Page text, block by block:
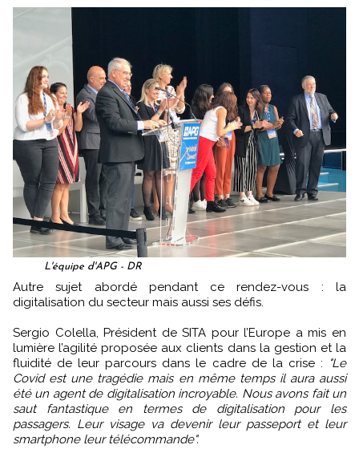
L'équipe d'APG - DR
Autre sujet abordé pendant ce rendez-vous : la
digitalisation du secteur mais aussi ses défis.
Sergio Colella, Président de SITA pour l’Europe a mis en
lumière l’agilité proposée aux clients dans la gestion et la
fluidité de leur parcours dans le cadre de la crise :
"Le
Covid est une tragédie mais en même temps il aura aussi
été un agent de digitalisation incroyable. Nous avons fait un
saut fantastique en termes de digitalisation pour les
passagers. Leur visage va devenir leur passeport et leur
smartphone leur télécommande".